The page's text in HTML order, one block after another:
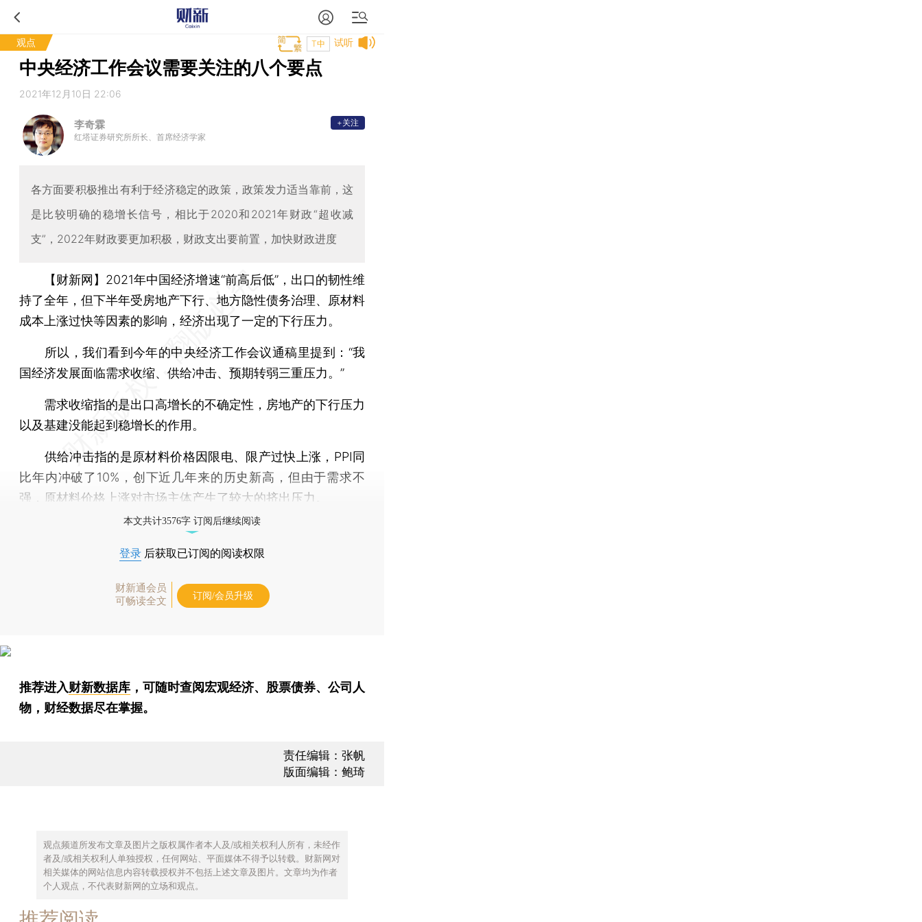
观点 试听
T中
中央经济工作会议需要关注的八个要点
2021年12月10日 22:06
李奇霖
红塔证券研究所所长、首席经济学家
+关注
各方面要积极推出有利于经济稳定的政策，政策发力适当靠前，这
是比较明确的稳增长信号，相比于2020和2021年财政“超收减
支”，2022年财政要更加积极，财政支出要前置，加快财政进度
【财新网】 2021年中国经济增速“前高后低”，出口的韧性维
持了全年，但下半年受房地产下行、地方隐性债务治理、原材料
成本上涨过快等因素的影响，经济出现了一定的下行压力。
所以，我们看到今年的中央经济工作会议通稿里提到：“我
国经济发展面临需求收缩、供给冲击、预期转弱三重压力。”
需求收缩指的是出口高增长的不确定性，房地产的下行压力
以及基建没能起到稳增长的作用。
供给冲击指的是原材料价格因限电、限产过快上涨，PPI同
比年内冲破了10%，创下近几年来的历史新高，但由于需求不
强，原材料价格上涨对市场主体产生了较大的挤出压力。
本文共计3576字 订阅后继续阅读
登录 后获取已订阅的阅读权限
财新通会员
可畅读全文
订阅/会员升级
推荐进入财新数据库 ，可随时查阅宏观经济、股票债券、公司人
物，财经数据尽在掌握。
责任编辑：张帆
版面编辑：鲍琦
观点频道所发布文章及图片之版权属作者本人及/或相关权利人所有，未经作
者及/或相关权利人单独授权，任何网站、平面媒体不得予以转载。财新网对
相关媒体的网站信息内容转载授权并不包括上述文章及图片。文章均为作者
个人观点，不代表财新网的立场和观点。